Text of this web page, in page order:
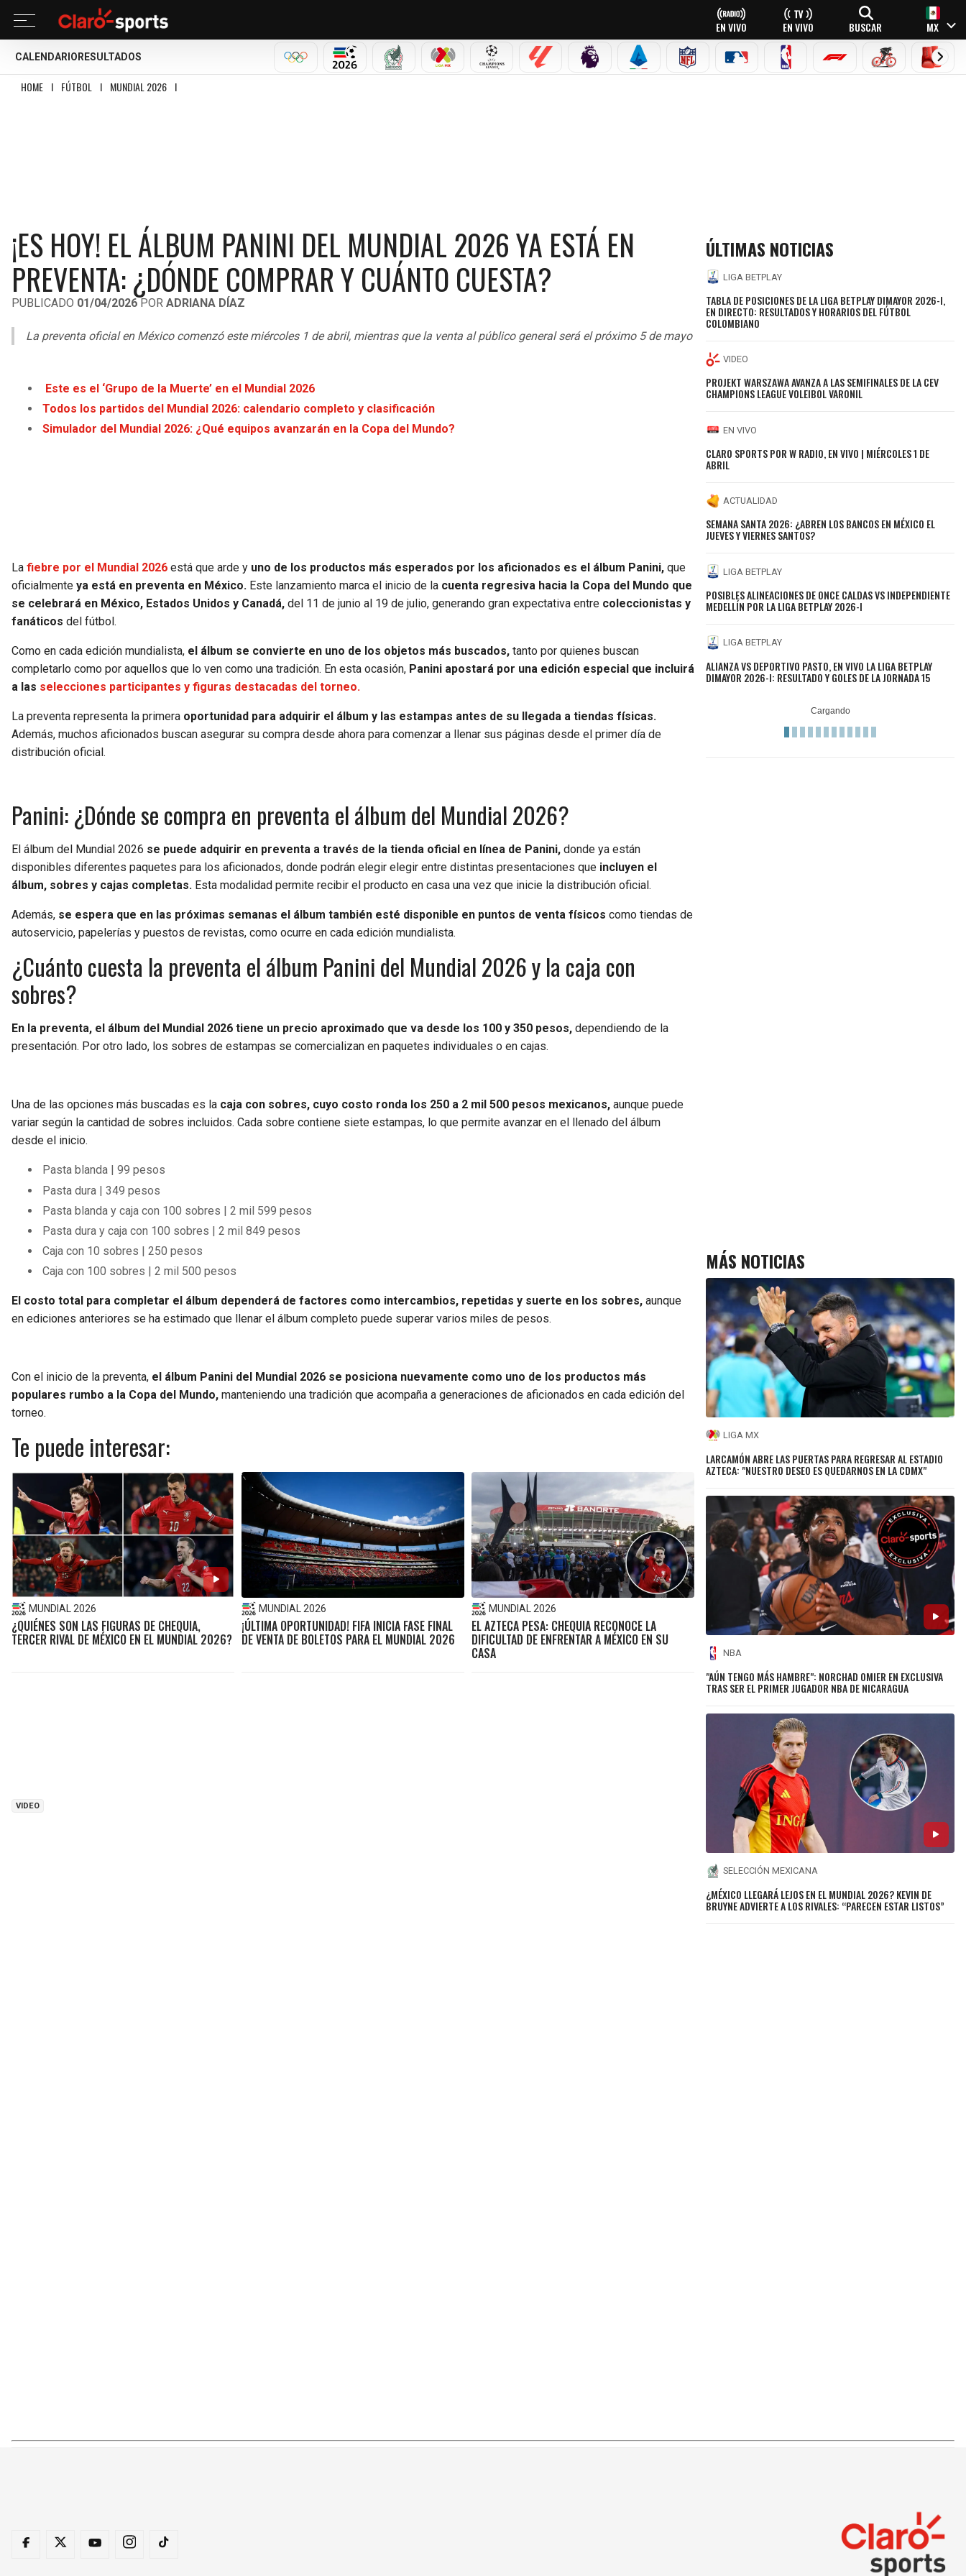
EN VIVO EN VIVO BUSCAR MX
CALENDARIO RESULTADOS
OLÍMPICOSMUNDIAL 2026SELECCIÓN MEXICANA
LIGA MX CHAMPIONS LEAGUE
LALIGA PREMIER LEAGUE
SERIE A NFL MLB NBA FÓRMULA 1CICLISMOBOXEO
HOME I FÚTBOL I MUNDIAL 2026 I
¡ES HOY! EL ÁLBUM PANINI DEL MUNDIAL 2026 YA ESTÁ EN
PREVENTA: ¿DÓNDE COMPRAR Y CUÁNTO CUESTA?
PUBLICADO 01/04/2026 POR ADRIANA DÍAZ
La preventa oficial en México comenzó este miércoles 1 de abril, mientras que la venta al público general será el próximo 5 de mayo
Este es el ‘Grupo de la Muerte’ en el Mundial 2026
Todos los partidos del Mundial 2026: calendario completo y clasificación
Simulador del Mundial 2026: ¿Qué equipos avanzarán en la Copa del Mundo?
La fiebre por el Mundial 2026 está que arde y uno de los productos más esperados por los aficionados es el álbum Panini, que
oficialmente ya está en preventa en México. Este lanzamiento marca el inicio de la cuenta regresiva hacia la Copa del Mundo que
se celebrará en México, Estados Unidos y Canadá, del 11 de junio al 19 de julio, generando gran expectativa entre coleccionistas y
fanáticos del fútbol.
Como en cada edición mundialista, el álbum se convierte en uno de los objetos más buscados, tanto por quienes buscan
completarlo como por aquellos que lo ven como una tradición. En esta ocasión, Panini apostará por una edición especial que incluirá
a las selecciones participantes y figuras destacadas del torneo.
La preventa representa la primera oportunidad para adquirir el álbum y las estampas antes de su llegada a tiendas físicas.
Además, muchos aficionados buscan asegurar su compra desde ahora para comenzar a llenar sus páginas desde el primer día de
distribución oficial.
Panini: ¿Dónde se compra en preventa el álbum del Mundial 2026?
El álbum del Mundial 2026 se puede adquirir en preventa a través de la tienda oficial en línea de Panini, donde ya están
disponibles diferentes paquetes para los aficionados, donde podrán elegir elegir entre distintas presentaciones que incluyen el
álbum, sobres y cajas completas. Esta modalidad permite recibir el producto en casa una vez que inicie la distribución oficial.
Además, se espera que en las próximas semanas el álbum también esté disponible en puntos de venta físicos como tiendas de
autoservicio, papelerías y puestos de revistas, como ocurre en cada edición mundialista.
¿Cuánto cuesta la preventa el álbum Panini del Mundial 2026 y la caja con
sobres?
En la preventa, el álbum del Mundial 2026 tiene un precio aproximado que va desde los 100 y 350 pesos, dependiendo de la
presentación. Por otro lado, los sobres de estampas se comercializan en paquetes individuales o en cajas.
Una de las opciones más buscadas es la caja con sobres, cuyo costo ronda los 250 a 2 mil 500 pesos mexicanos, aunque puede
variar según la cantidad de sobres incluidos. Cada sobre contiene siete estampas, lo que permite avanzar en el llenado del álbum
desde el inicio.
Pasta blanda | 99 pesos
Pasta dura | 349 pesos
Pasta blanda y caja con 100 sobres | 2 mil 599 pesos
Pasta dura y caja con 100 sobres | 2 mil 849 pesos
Caja con 10 sobres | 250 pesos
Caja con 100 sobres | 2 mil 500 pesos
El costo total para completar el álbum dependerá de factores como intercambios, repetidas y suerte en los sobres, aunque
en ediciones anteriores se ha estimado que llenar el álbum completo puede superar varios miles de pesos.
Con el inicio de la preventa, el álbum Panini del Mundial 2026 se posiciona nuevamente como uno de los productos más
populares rumbo a la Copa del Mundo, manteniendo una tradición que acompaña a generaciones de aficionados en cada edición del
torneo.
Te puede interesar:
MUNDIAL 2026
¿QUIÉNES SON LAS FIGURAS DE CHEQUIA,
TERCER RIVAL DE MÉXICO EN EL MUNDIAL 2026?
MUNDIAL 2026
¡ÚLTIMA OPORTUNIDAD! FIFA INICIA FASE FINAL
DE VENTA DE BOLETOS PARA EL MUNDIAL 2026
MUNDIAL 2026
EL AZTECA PESA: CHEQUIA RECONOCE LA
DIFICULTAD DE ENFRENTAR A MÉXICO EN SU
CASA
VIDEO
ÚLTIMAS NOTICIAS
LIGA BETPLAY
TABLA DE POSICIONES DE LA LIGA BETPLAY DIMAYOR 2026-I,
EN DIRECTO: RESULTADOS Y HORARIOS DEL FÚTBOL
COLOMBIANO
VIDEO
PROJEKT WARSZAWA AVANZA A LAS SEMIFINALES DE LA CEV
CHAMPIONS LEAGUE VOLEIBOL VARONIL
EN VIVO
CLARO SPORTS POR W RADIO, EN VIVO | MIÉRCOLES 1 DE
ABRIL
ACTUALIDAD
SEMANA SANTA 2026: ¿ABREN LOS BANCOS EN MÉXICO EL
JUEVES Y VIERNES SANTOS?
LIGA BETPLAY
POSIBLES ALINEACIONES DE ONCE CALDAS VS INDEPENDIENTE
MEDELLÍN POR LA LIGA BETPLAY 2026-I
LIGA BETPLAY
ALIANZA VS DEPORTIVO PASTO, EN VIVO LA LIGA BETPLAY
DIMAYOR 2026-I: RESULTADO Y GOLES DE LA JORNADA 15
MÁS NOTICIAS
LIGA MX
LARCAMÓN ABRE LAS PUERTAS PARA REGRESAR AL ESTADIO
AZTECA: "NUESTRO DESEO ES QUEDARNOS EN LA CDMX"
NBA
"AÚN TENGO MÁS HAMBRE": NORCHAD OMIER EN EXCLUSIVA
TRAS SER EL PRIMER JUGADOR NBA DE NICARAGUA
SELECCIÓN MEXICANA
¿MÉXICO LLEGARÁ LEJOS EN EL MUNDIAL 2026? KEVIN DE
BRUYNE ADVIERTE A LOS RIVALES: “PARECEN ESTAR LISTOS”